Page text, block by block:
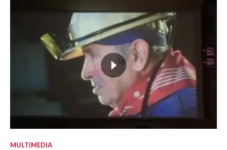
MULTIMEDIA